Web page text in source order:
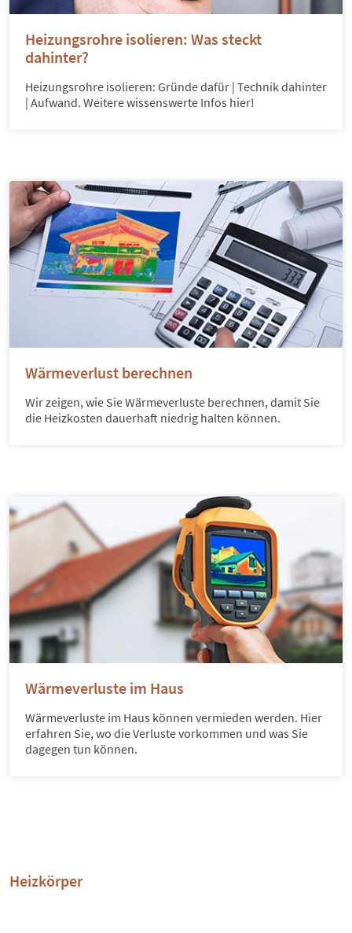
Heizungsrohre isolieren: Was steckt
dahinter?
Heizungsrohre isolieren: Gründe dafür | Technik dahinter
| Aufwand. Weitere wissenswerte Infos hier!
Wärmeverlust berechnen
Wir zeigen, wie Sie Wärmeverluste berechnen, damit Sie
die Heizkosten dauerhaft niedrig halten können.
Wärmeverluste im Haus
Wärmeverluste im Haus können vermieden werden. Hier
erfahren Sie, wo die Verluste vorkommen und was Sie
dagegen tun können.
Heizkörper